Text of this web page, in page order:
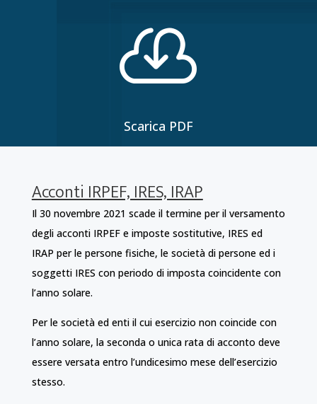

Scarica PDF
Acconti IRPEF, IRES, IRAP
Il 30 novembre 2021 scade il termine per il versamento
degli acconti IRPEF e imposte sostitutive, IRES ed
IRAP per le persone fisiche, le società di persone ed i
soggetti IRES con periodo di imposta coincidente con
l’anno solare.
Per le società ed enti il cui esercizio non coincide con
l’anno solare, la seconda o unica rata di acconto deve
essere versata entro l’undicesimo mese dell’esercizio
stesso.